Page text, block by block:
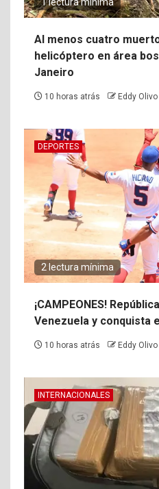
Al menos cuatro
helicóptero en área
Janeiro
10 horas atrás Eddy Olivo
DEPORTES
2 lectura mínima
¡CAMPEONES!
Venezuela y conquista
10 horas atrás Eddy Olivo
INTERNACIONALES